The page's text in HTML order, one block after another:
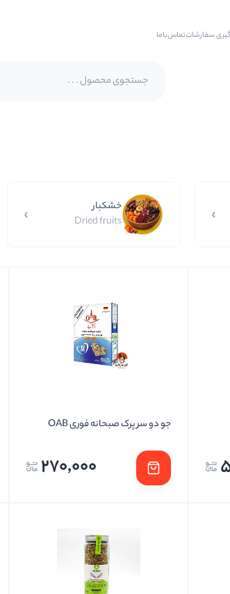
سفارشاتتماس‌با‌ما
بادام هندی
بادام درختی
خشکبار
Dried fruits
جو دو سر پرک صبحانه فوری OAB
270,000